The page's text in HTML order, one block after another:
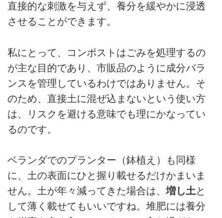
直接的な刺激を与えず、養分を緩やかに浸透
させることができます。
私にとって、コンポストはごみを処理するの
が主な目的であり、市販品のように成分バラ
ンスを管理しているわけではありません。そ
のため、直接土に混ぜ込まないという使い方
は、リスクを避ける意味でも理にかなってい
るのです。
ベランダでのプランター（鉢植え）も同様
に、土の表面にひと握り載せるだけかまいま
せん。土が年々減ってきた場合は、増し土と
して薄く載せてもいいですね。堆肥には養分